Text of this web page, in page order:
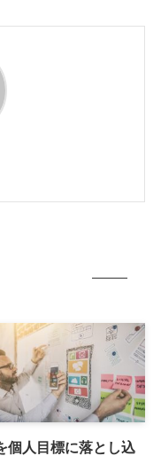
個人目標に落とし込